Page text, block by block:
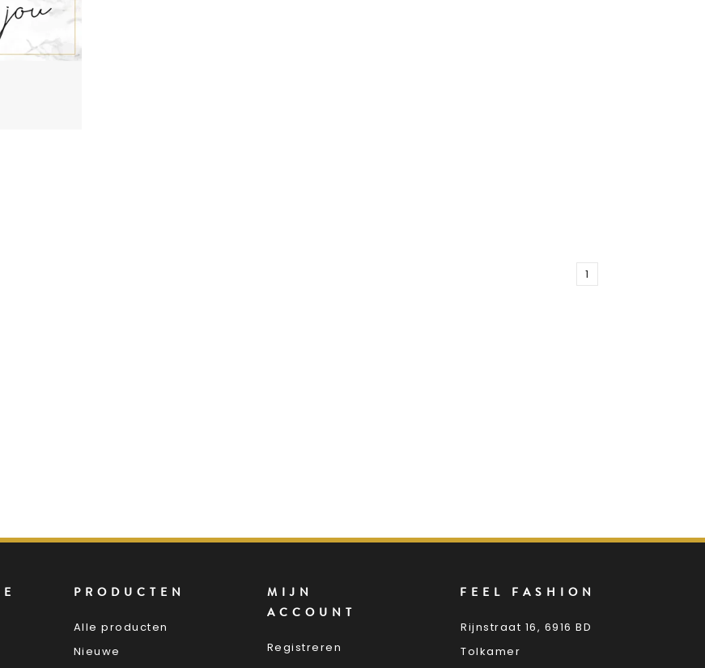
1
PRODUCTEN
Alle producten
Nieuwe
MIJN
ACCOUNT
Registreren
FEEL FASHION
Rijnstraat 16, 6916 BD
Tolkamer